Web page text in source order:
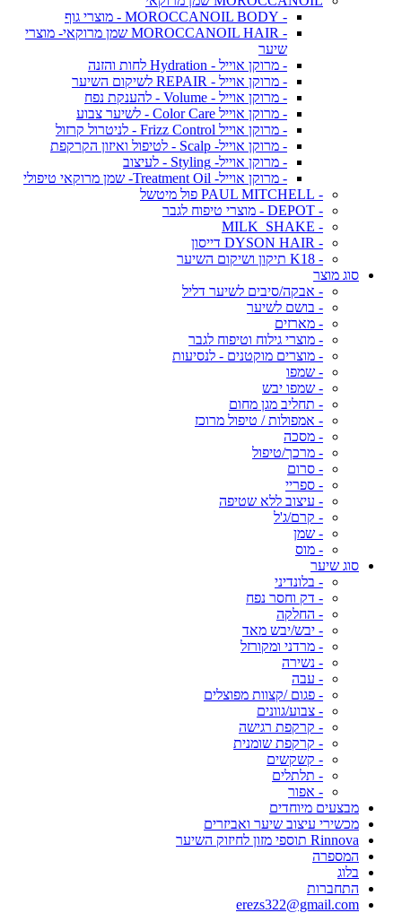
- MOROCCANOIL BODY - מוצרי גוף
- MOROCCANOIL HAIR שמן מרוקאי- מוצרי
שיער
- מרוקן אוייל - Hydration לחות והזנה
- מרוקן אוייל - REPAIR לשיקום השיער
- מרוקן אוייל - Volume - להענקת נפח
- מרוקן אוייל Color Care - לשיער צבוע
- מרוקן אוייל Frizz Control - לניטרול קרזול
- מרוקן אוייל- Scalp - לטיפול ואיזון הקרקפת
- מרוקן אוייל- Styling - לעיצוב
- מרוקן אוייל- Treatment Oil- שמן מרוקאי טיפולי
- PAUL MITCHELL פול מיטשל
- DEPOT - מוצרי טיפוח לגבר
- MILK_SHAKE
- DYSON HAIR דייסון
- K18 תיקון ושיקום השיער
סוג מוצר
- אבקה/סיבים לשיער דליל
- בושם לשיער
- מארזים
- מוצרי גילוח וטיפוח לגבר
- מוצרים מוקטנים - לנסיעות
- שמפו
- שמפו יבש
- תחליב מגן מחום
- אמפולות / טיפול מרוכז
- מסכה
- מרכך/טיפול
- סרום
- ספריי
- עיצוב ללא שטיפה
- קרם/ג'ל
- שמן
- מוס
סוג שיער
- בלונדיני
- דק וחסר נפח
- החלקה
- יבש/יבש מאד
- מרדני ומקורזל
- נשירה
- עבה
- פגום /קצוות מפוצלים
- צבוע/גוונים
- קרקפת רגישה
- קרקפת שומנית
- קשקשים
- תלתלים
- אפור
מבצעים מיוחדים
מכשירי עיצוב שיער ואביזרים
Rinnova תוספי מזון לחיזוק השיער
המספרה
בלוג
התחברות
erezs322@gmail.com